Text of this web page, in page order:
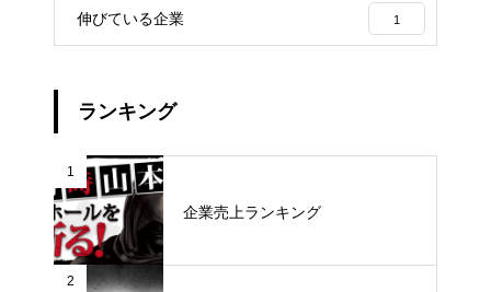
伸びている企業 1
ランキング
1
企業売上ランキング
2